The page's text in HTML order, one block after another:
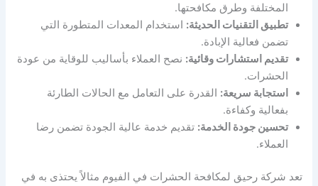
المختلفة وطرق مكافحتها.
تطبيق التقنيات الحديثة: استخدام المعدات المتطورة التي
تضمن فعالية الإبادة.
تقديم استشارات وقائية: نصح العملاء بأساليب للوقاية من عودة
الحشرات.
استجابة سريعة: القدرة على التعامل مع الحالات الطارئة
بفعالية وكفاءة.
تحسين جودة الخدمة: تقديم خدمة عالية الجودة تضمن رضا
العملاء.
تعد شركة رحيق لمكافحة الحشرات في الفيوم مثالاً يحتذى به في